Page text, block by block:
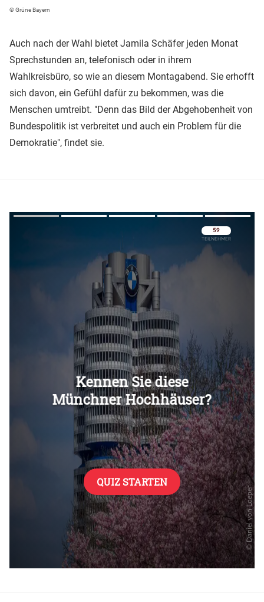
© Grüne Bayern
Auch nach der Wahl bietet Jamila Schäfer jeden Monat
Sprechstunden an, telefonisch oder in ihrem
Wahlkreisbüro, so wie an diesem Montagabend. Sie erhofft
sich davon, ein Gefühl dafür zu bekommen, was die
Menschen umtreibt. "Denn das Bild der Abgehobenheit von
Bundespolitik ist verbreitet und auch ein Problem für die
Demokratie", findet sie.
Überspringen
Überspringen